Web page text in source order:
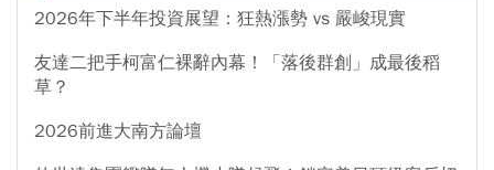
2026年下半年投資展望：狂熱漲勢 vs 嚴峻現實
友達二把手柯富仁裸辭內幕！「落後群創」成最後稻
草？
2026前進大南方論壇